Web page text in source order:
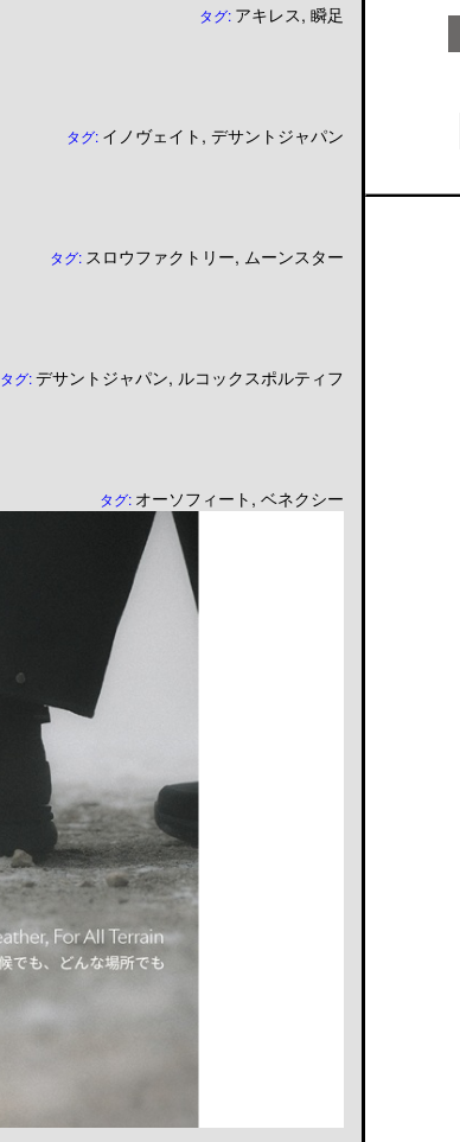
タグ: アキレス, 瞬足
タグ: イノヴェイト , デサントジャパン
タグ: スロウファクトリー, ムーンスター
タグ:デサントジャパン, ルコックスポルティフ
タグ: オーソフィート , ベネクシー